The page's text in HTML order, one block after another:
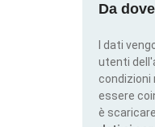
Da
I dati
utenti
condizioni
essere
è